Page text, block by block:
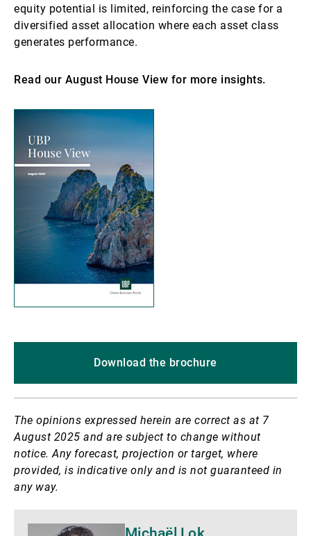
equity potential is limited, reinforcing the case for a
diversified asset allocation where each asset class
generates performance.
Read our August House View for more insights.
Download the brochure
The opinions expressed herein are correct as at 7
August 2025 and are subject to change without
notice. Any forecast, projection or target, where
provided, is indicative only and is not guaranteed in
any way.